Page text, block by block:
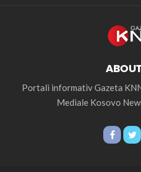
Portali informativ Gazeta
Mediale Kosovo